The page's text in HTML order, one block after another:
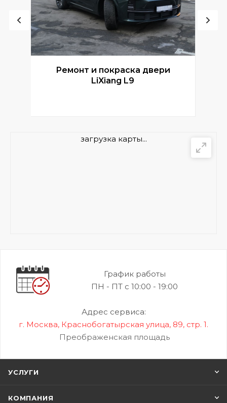
Ремонт и покраска двери
LiXiang L9
загрузка карты...
График работы
ПН - ПТ с 10:00 - 19:00
Адрес сервиса:
г. Москва, Краснобогатырская улица, 89, стр. 1.
Преображенская площадь
УСЛУГИ
КОМПАНИЯ